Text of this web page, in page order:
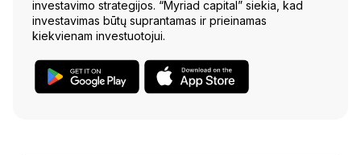
investavimo strategijos. “Myriad capital” siekia, kad
investavimas būtų suprantamas ir prieinamas
kiekvienam investuotojui.